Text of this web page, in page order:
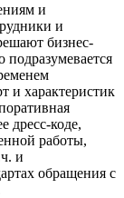
и
и
бизнес-
подразумевается
и характеристик
дресс-коде,
работы,
и
обращения с